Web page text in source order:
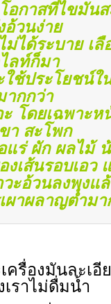
อกาสที่ไขมัน
อ้วนง่าย
ม่ได้ระบาย เ
ลท์ก็มา
ช้ประโยชน์ใ
ากกว่า
ะ โดยเฉพาะห
า สะโพก
แร่ ผัก ผลไม้
เส้นรอบเอว
ะอ้วนลงพุงแ
ผาผลาญต่ำมา
ครื่องมันละเ
เราไม่ดื่มน้ำ